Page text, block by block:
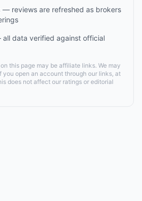
— reviews are refreshed as brokers
data verified against official
this page may be affiliate links. We may
you open an account through our links, at
does not affect our ratings or editorial